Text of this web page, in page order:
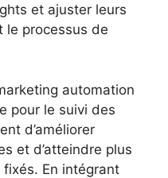
et ajuster leurs
le processus de
automation
pour le suivi des
d’améliorer
et d’atteindre plus
En intégrant